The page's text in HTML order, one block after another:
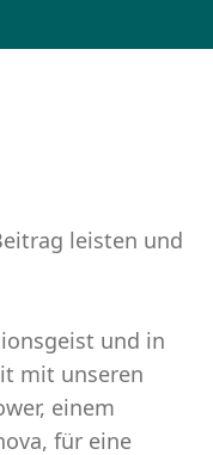
leisten und
und in
mit unseren
einem
für eine